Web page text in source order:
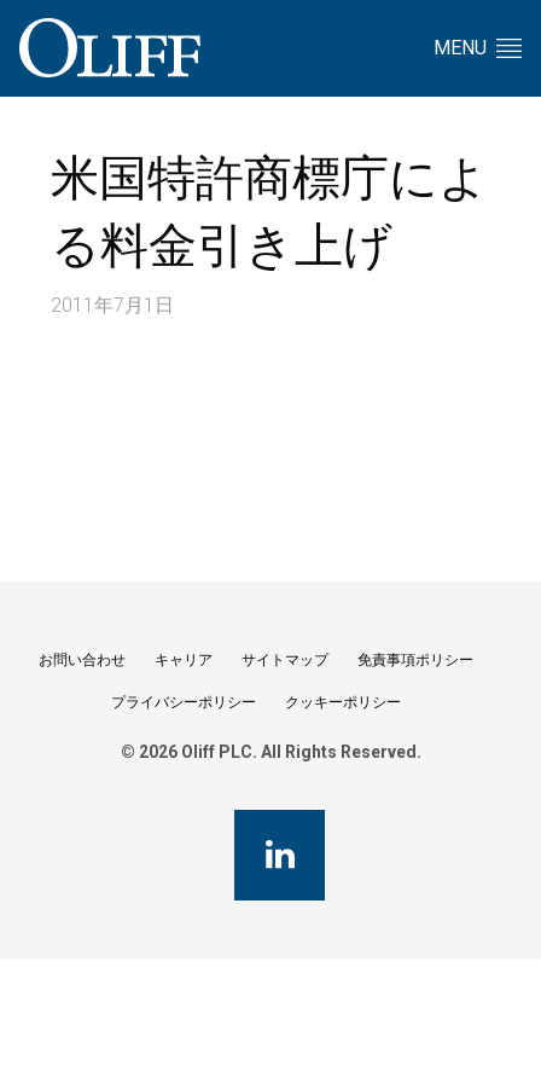
MENU
米国特許商標庁によ
る料金引き上げ
2011年7月1日
お問い合わせ キャリア サイトマップ 免責事項ポリシー
プライバシーポリシー クッキーポリシー
© 2026 Oliff PLC. All Rights Reserved.